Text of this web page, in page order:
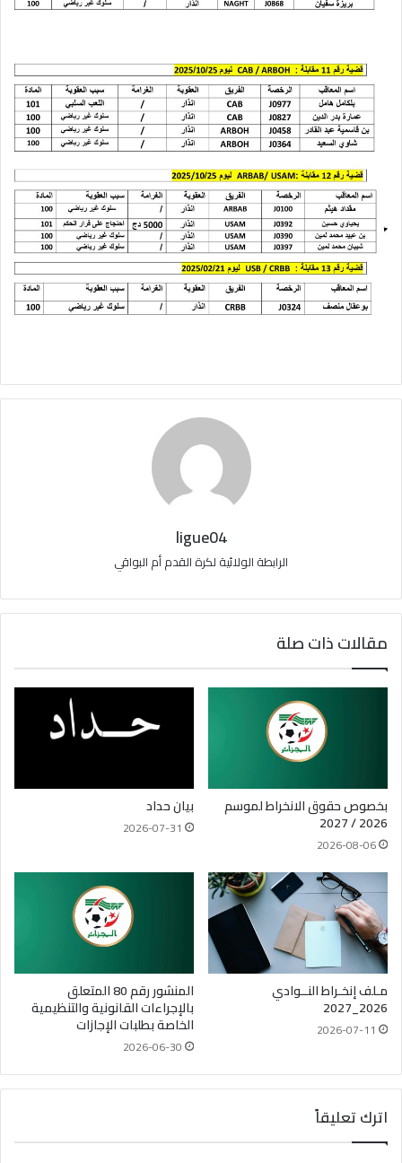
ligue04
الرابطة الولائية لكرة القدم أم البواقي
مقالات ذات صلة
بخصوص حقوق الانخراط لموسم
2026 / 2027
2026-08-06
بيان حداد
2026-07-31
مـلف إنخـراط النــوادي
2026_2027
2026-07-11
المنشور رقم 80 المتعلق
بالإجراءات القانونية والتنظيمية
الخاصة بطلبات الإجازات
2026-06-30
اترك تعليقاً